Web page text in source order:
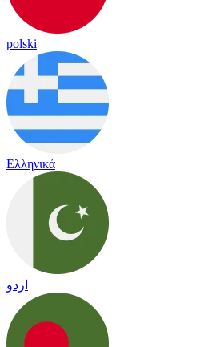
polski
Ελληνικά
اردو